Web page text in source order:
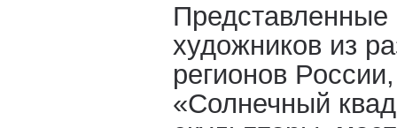
Представленные
художников из
регионов
«Солнечный